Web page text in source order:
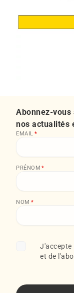
Abonnez-vous
nos actualités
EMAIL *
PRÉNOM *
NOM *
J'accepte
et de